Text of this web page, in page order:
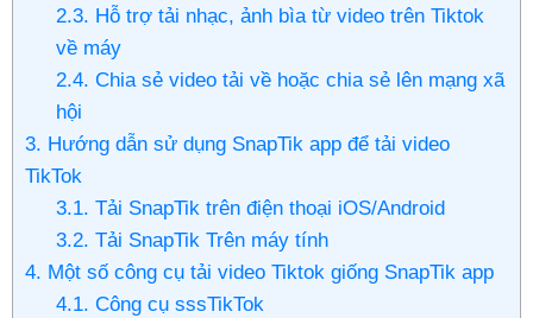
2.3. Hỗ trợ tải nhạc, ảnh bìa từ video trên Tiktok
về máy
2.4. Chia sẻ video tải về hoặc chia sẻ lên mạng xã
hội
3. Hướng dẫn sử dụng SnapTik app để tải video
TikTok
3.1. Tải SnapTik trên điện thoại iOS/Android
3.2. Tải SnapTik Trên máy tính
4. Một số công cụ tải video Tiktok giống SnapTik app
4.1. Công cụ sssTikTok